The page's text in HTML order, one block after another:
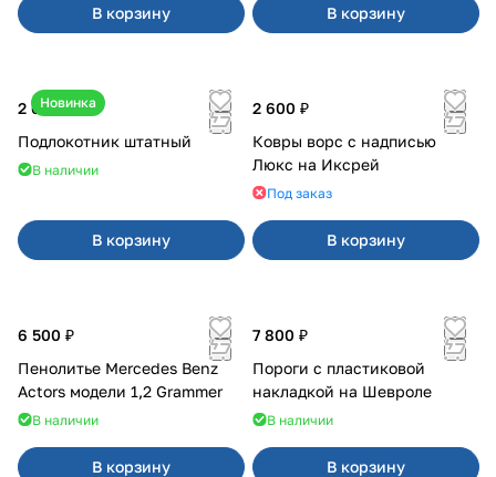
В корзину В корзину
Новинка
2 600 ₽
Подлокотник штатный
В наличии
В корзину
2 600 ₽
Ковры ворс с надписью
Люкс на Иксрей
Под заказ
В корзину
6 500 ₽
Пенолитье Mercedes Benz
Actors модели 1,2 Grammer
В наличии
В корзину
7 800 ₽
Пороги с пластиковой
накладкой на Шевроле
В наличии
В корзину